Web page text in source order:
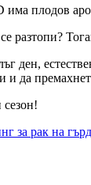
плодов
разтопи?
ден,
и да
за рак на